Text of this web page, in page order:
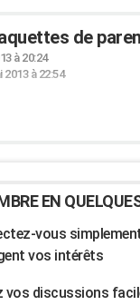
de
à 20:24
2013 à 22:54
EN
vous
vos intérêts
vos discussions